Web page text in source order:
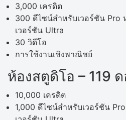
3,000 เครดิต
300 ดีไซน์สำหรับเวอร์ชัน Pro
เวอร์ชัน Ultra
30 วิดีโอ
การใช้งานเชิงพาณิชย์
ห้องสตูดิโอ – 119
10,000 เครดิต
1,000 ดีไซน์สำหรับเวอร์ชัน